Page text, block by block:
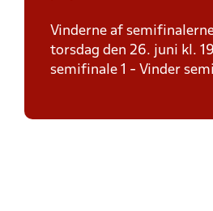
Vinderne af
torsdag den 26. juni kl.
semifinale 1 - Vinder